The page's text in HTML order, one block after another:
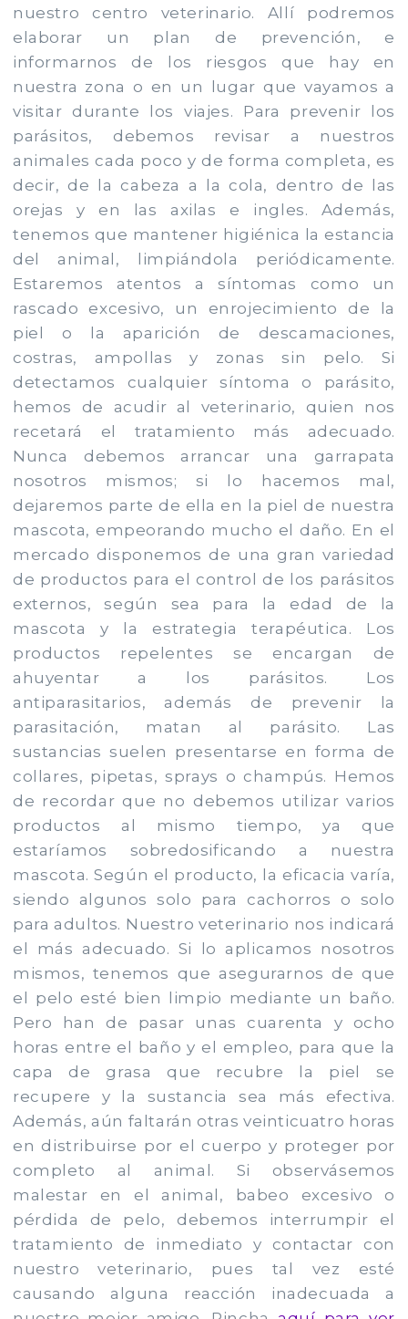
nuestro centro veterinario. Allí podremos
elaborar un plan de prevención, e
informarnos de los riesgos que hay en
nuestra zona o en un lugar que vayamos a
visitar durante los viajes. Para prevenir los
parásitos, debemos revisar a nuestros
animales cada poco y de forma completa, es
decir, de la cabeza a la cola, dentro de las
orejas y en las axilas e ingles. Además,
tenemos que mantener higiénica la estancia
del animal, limpiándola periódicamente.
Estaremos atentos a síntomas como un
rascado excesivo, un enrojecimiento de la
piel o la aparición de descamaciones,
costras, ampollas y zonas sin pelo. Si
detectamos cualquier síntoma o parásito,
hemos de acudir al veterinario, quien nos
recetará el tratamiento más adecuado.
Nunca debemos arrancar una garrapata
nosotros mismos; si lo hacemos mal,
dejaremos parte de ella en la piel de nuestra
mascota, empeorando mucho el daño. En el
mercado disponemos de una gran variedad
de productos para el control de los parásitos
externos, según sea para la edad de la
mascota y la estrategia terapéutica. Los
productos repelentes se encargan de
ahuyentar a los parásitos. Los
antiparasitarios, además de prevenir la
parasitación, matan al parásito. Las
sustancias suelen presentarse en forma de
collares, pipetas, sprays o champús. Hemos
de recordar que no debemos utilizar varios
productos al mismo tiempo, ya que
estaríamos sobredosificando a nuestra
mascota. Según el producto, la eficacia varía,
siendo algunos solo para cachorros o solo
para adultos. Nuestro veterinario nos indicará
el más adecuado. Si lo aplicamos nosotros
mismos, tenemos que asegurarnos de que
el pelo esté bien limpio mediante un baño.
Pero han de pasar unas cuarenta y ocho
horas entre el baño y el empleo, para que la
capa de grasa que recubre la piel se
recupere y la sustancia sea más efectiva.
Además, aún faltarán otras veinticuatro horas
en distribuirse por el cuerpo y proteger por
completo al animal. Si observásemos
malestar en el animal, babeo excesivo o
pérdida de pelo, debemos interrumpir el
tratamiento de inmediato y contactar con
nuestro veterinario, pues tal vez esté
causando alguna reacción inadecuada a